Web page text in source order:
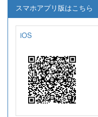
スマホアプリ版はこちら
iOS